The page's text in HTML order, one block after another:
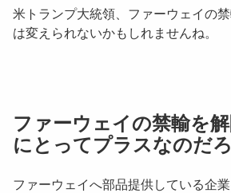
米トランプ大統領、ファーウェイの
は変えられないかもしれませんね。
ファーウェイの禁輸を
にとってプラスなのだ
ファーウェイへ部品提供している企